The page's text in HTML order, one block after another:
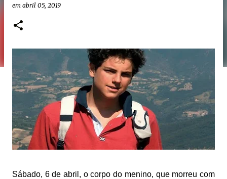
em abril 05, 2019
Sábado, 6 de abril, o corpo do menino, que morreu com